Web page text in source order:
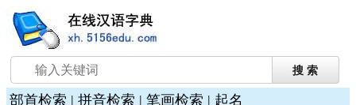
部首检索 | 拼音检索 | 笔画检索 | 起名